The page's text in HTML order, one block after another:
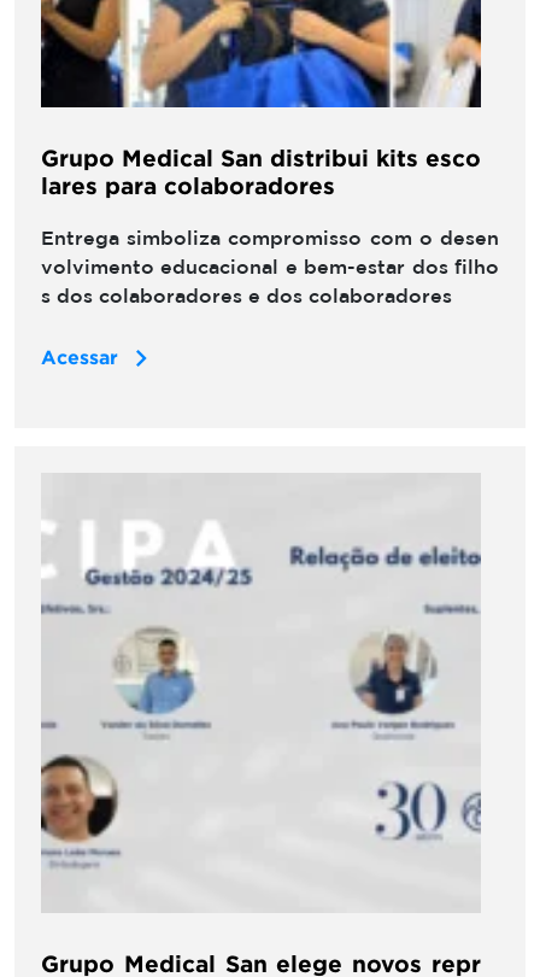
Grupo Medical San distribui kits esco
lares para colaboradores
Entrega simboliza compromisso com o desen
volvimento educacional e bem-estar dos filho
s dos colaboradores e dos colaboradores
Acessar
Grupo Medical San elege novos repr